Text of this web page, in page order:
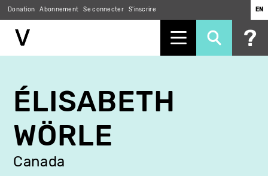
contenu
principal
Donation Abonnement Se connecter S'inscrire EN
ÉLISABETH
WÖRLE
Canada